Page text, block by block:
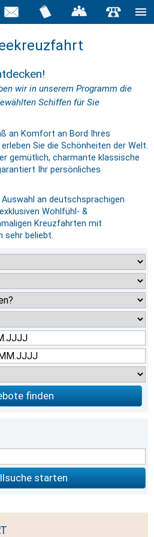
wir in unserem Programm die
Schiffen für Sie
an Komfort an Bord Ihres
Sie die Schönheiten der Welt.
gemütlich, charmante klassische
Ihr persönliches
an deutschsprachigen
Wohlfühl- &
Kreuzfahrten mit
sehr beliebt.
finden
starten